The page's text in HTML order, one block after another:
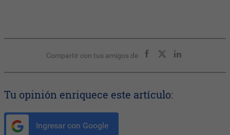
Compartir con tus amigos de
Tu opinión enriquece este artículo:
Ingresar con Google